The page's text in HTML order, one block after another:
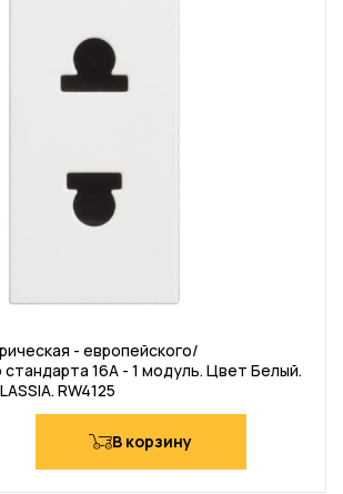
- европейского/
стандарта 16А - 1 модуль. Цвет Белый.
RW4125
В корзину